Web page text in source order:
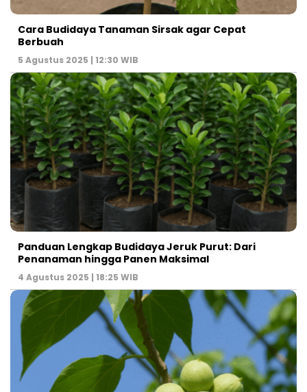
Cara Budidaya Tanaman Sirsak agar Cepat
Berbuah
5 Agustus 2025 | 12:30 WIB
Panduan Lengkap Budidaya Jeruk Purut: Dari
Penanaman hingga Panen Maksimal
4 Agustus 2025 | 18:25 WIB